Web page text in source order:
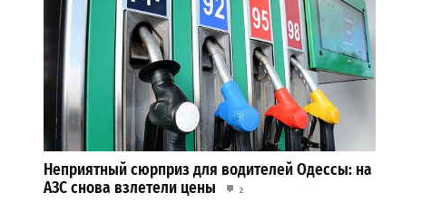
Неприятный сюрприз для водителей Одессы: на
АЗС снова взлетели цены
2